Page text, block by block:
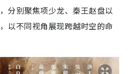
分别聚焦项少龙、秦王赵盘以
以不同视角展现跨越时空的命